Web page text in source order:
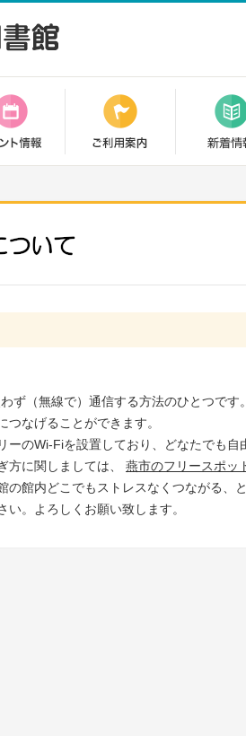
ず（無線で）通信する方法のひとつで
つなげることができます。
ーのWi-Fiを設置しており、どなたでも
方に関しましては、 燕市のフリースポッ
の館内どこでもストレスなくつながる、
い。よろしくお願い致します。